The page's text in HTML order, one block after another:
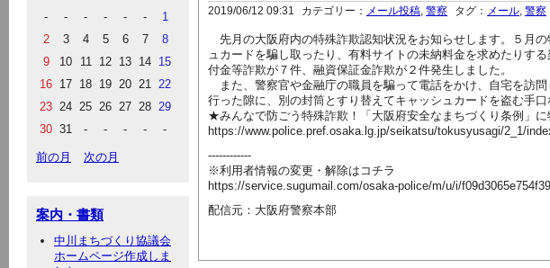
-
- - - - -
1
2
3 4 5 6 7
8
9
10 11 12 13 14 15
16 17 18 19 20 21 22
23 24 25 26 27 28 29
30 31 - - - - -
前の月 次の月
案内・書類
中川まちづくり協議会
ホームページ作成しま
2019/06/12 09:31 カテゴリー： メール投稿 警察 タグ： メール 警察
先月の大阪府内の特殊詐欺認知状況をお知らせします。５月
ュカードを騙し取ったり、有料サイトの未納料金を求めたりす
付金等詐欺が７件、融資保証金詐欺が２件発生しました。
また、警察官や金融庁の職員を騙って電話をかけ、自宅を訪
行った隙に、別の封筒とすり替えてキャッシュカードを盗む手
★みんなで防ごう特殊詐欺！「大阪府安全なまちづくり条例」
https://www.police.pref.osaka.lg.jp/seikatsu/tokusyusagi/2_1/
------------
※利用者情報の変更・解除はコチラ
https://service.sugumail.com/osaka-police/m/u/i/
配信元：大阪府警察本部